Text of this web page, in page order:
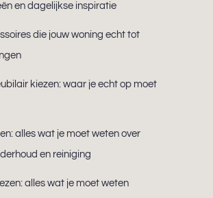
en dagelijkse inspiratie
die jouw woning echt tot
kiezen: waar je echt op moet
alles wat je moet weten over
en reiniging
alles wat je moet weten